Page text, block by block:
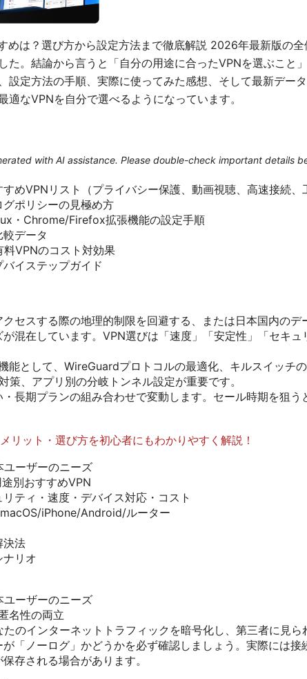
めは？選び方から設定方法まで徹底解説 2026年最新版の全
た。結論から言うと「自分の用途に合ったVPNを選ぶこと
設定方法の手順、実際に使ってみた感想、そして最新デー
適なVPNを自分で選べるようになっています。
with AI assistance. Please double-check important details
めVPNリスト（プライバシー保護、動画視聴、高速接続、
ポリシーの見極め方
・Chrome/Firefox拡張機能の設定手順
データ
VPNのコスト対効果
イステップガイド
セスする際の地理的制限を回避する、または日本国内のデ
混在しています。VPN選びは「速度」「安定性」「セキ
能として、WireGuardプロトコルの最適化、キルスイッチの
策、アプリ別の分岐トンネル設定が重要です。
長期プランの組み合わせで変動します。セール時期を狙う
リット・選び方を初心者にもわかりやすく解説！
ーザーのニーズ
別おすすめVPN
ティ・速度・デバイス対応・コスト
iPhone/Android/ルーター
決法
ナリオ
ーザーのニーズ
名性の両立
たのインターネットトラフィックを暗号化し、第三者に見ら
が「ノーログ」かどうかを必ず確認しましょう。実際には接
存される場合があります。